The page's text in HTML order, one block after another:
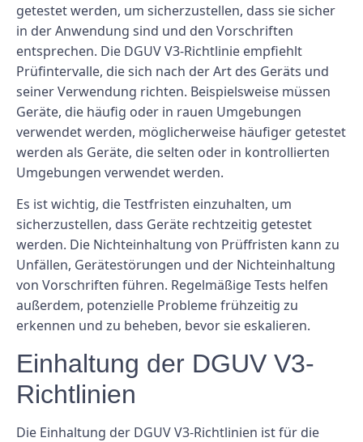
getestet werden, um sicherzustellen, dass sie sicher
in der Anwendung sind und den Vorschriften
entsprechen. Die DGUV V3-Richtlinie empfiehlt
Prüfintervalle, die sich nach der Art des Geräts und
seiner Verwendung richten. Beispielsweise müssen
Geräte, die häufig oder in rauen Umgebungen
verwendet werden, möglicherweise häufiger getestet
werden als Geräte, die selten oder in kontrollierten
Umgebungen verwendet werden.
Es ist wichtig, die Testfristen einzuhalten, um
sicherzustellen, dass Geräte rechtzeitig getestet
werden. Die Nichteinhaltung von Prüffristen kann zu
Unfällen, Gerätestörungen und der Nichteinhaltung
von Vorschriften führen. Regelmäßige Tests helfen
außerdem, potenzielle Probleme frühzeitig zu
erkennen und zu beheben, bevor sie eskalieren.
Einhaltung der DGUV V3-
Richtlinien
Die Einhaltung der DGUV V3-Richtlinien ist für die